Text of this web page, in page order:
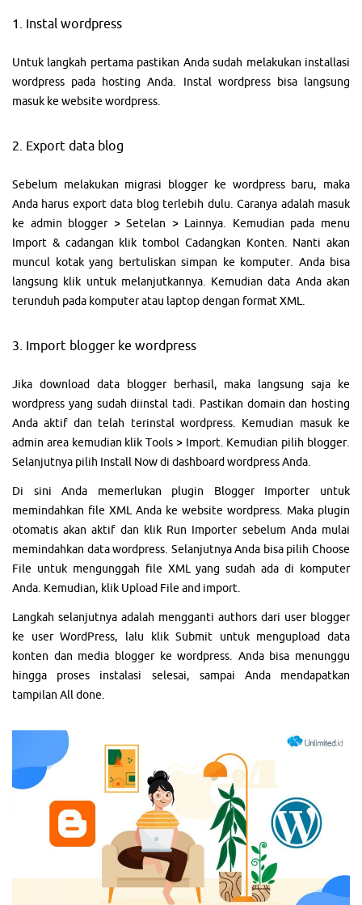
1. Instal wordpress
Untuk langkah pertama pastikan Anda sudah melakukan installasi
wordpress pada hosting Anda. Instal wordpress bisa langsung
masuk ke website wordpress.
2. Export data blog
Sebelum melakukan migrasi blogger ke wordpress baru, maka
Anda harus export data blog terlebih dulu. Caranya adalah masuk
ke admin blogger > Setelan > Lainnya. Kemudian pada menu
Import & cadangan klik tombol Cadangkan Konten. Nanti akan
muncul kotak yang bertuliskan simpan ke komputer. Anda bisa
langsung klik untuk melanjutkannya. Kemudian data Anda akan
terunduh pada komputer atau laptop dengan format XML.
3. Import blogger ke wordpress
Jika download data blogger berhasil, maka langsung saja ke
wordpress yang sudah diinstal tadi. Pastikan domain dan hosting
Anda aktif dan telah terinstal wordpress. Kemudian masuk ke
admin area kemudian klik Tools > Import. Kemudian pilih blogger.
Selanjutnya pilih Install Now di dashboard wordpress Anda.
Di sini Anda memerlukan plugin Blogger Importer untuk
memindahkan file XML Anda ke website wordpress. Maka plugin
otomatis akan aktif dan klik Run Importer sebelum Anda mulai
memindahkan data wordpress. Selanjutnya Anda bisa pilih Choose
File untuk mengunggah file XML yang sudah ada di komputer
Anda. Kemudian, klik Upload File and import.
Langkah selanjutnya adalah mengganti authors dari user blogger
ke user WordPress, lalu klik Submit untuk mengupload data
konten dan media blogger ke wordpress. Anda bisa menunggu
hingga proses instalasi selesai, sampai Anda mendapatkan
tampilan All done.